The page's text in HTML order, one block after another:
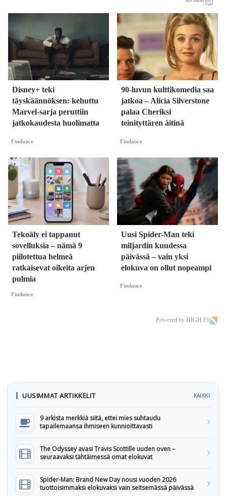
Disney+ teki
täyskäännöksen: kehuttu
Marvel-sarja peruttiin
jatkokaudesta huolimatta
Findance
90-luvun kulttikomedia saa
jatkoa – Alicia Silverstone
palaa Cheriksi
teinityttären äitinä
Findance
Tekoäly ei tappanut
sovelluksia – nämä 9
piilotettua helmeä
ratkaisevat oikeita arjen
pulmia
Findance
Uusi Spider-Man teki
miljardin kuudessa
päivässä – vain yksi
elokuva on ollut nopeampi
Findance
Powered by HIGH.FI
UUSIMMAT ARTIKKELIT KAIKKI
9 arkista merkkiä siitä, ettei mies suhtaudu
tapailemaansa ihmiseen kunnioittavasti
The Odyssey avasi Travis Scottille uuden oven –
seuraavaksi tähtäimessä omat elokuvat
Spider-Man: Brand New Day nousi vuoden 2026
tuottoisimmaksi elokuvaksi vain seitsemässä päivässä